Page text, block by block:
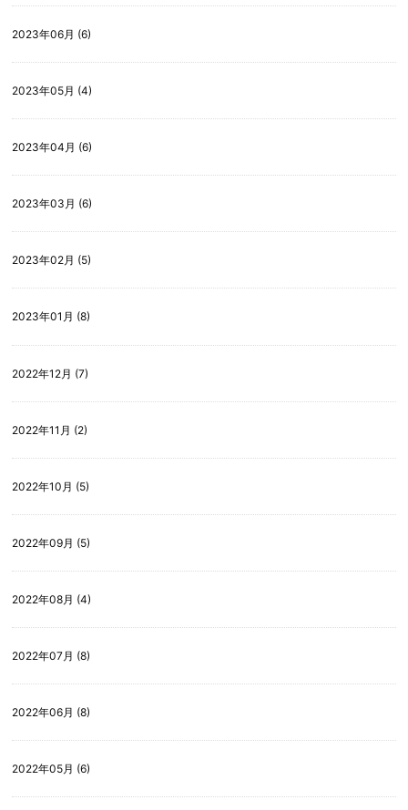
2023年06月 (6)
2023年05月 (4)
2023年04月 (6)
2023年03月 (6)
2023年02月 (5)
2023年01月 (8)
2022年12月 (7)
2022年11月 (2)
2022年10月 (5)
2022年09月 (5)
2022年08月 (4)
2022年07月 (8)
2022年06月 (8)
2022年05月 (6)